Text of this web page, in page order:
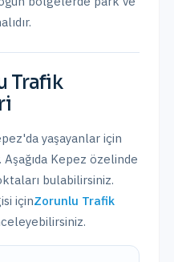
Trafik
'da yaşayanlar için
Kepez özelinde
bulabilirsiniz.
içinZorunlu Trafik